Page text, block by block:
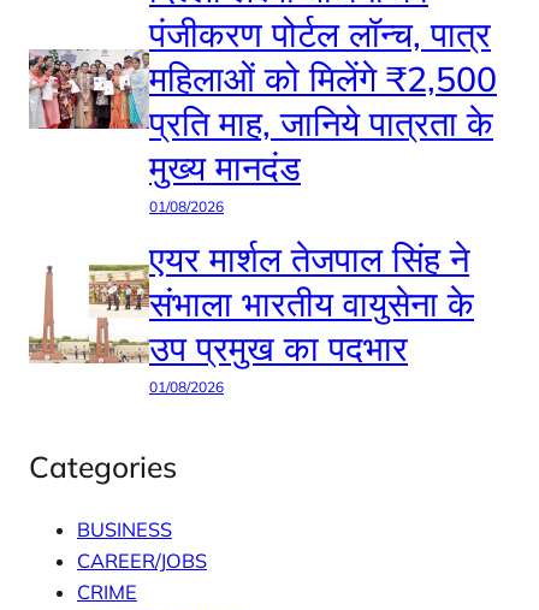
पंजीकरण पोर्टल लॉन्च, पात्र
महिलाओं को मिलेंगे ₹2,500
प्रति माह, जानिये पात्रता के
मुख्य मानदंड
01/08/2026
एयर मार्शल तेजपाल सिंह ने
संभाला भारतीय वायुसेना के
उप प्रमुख का पदभार
01/08/2026
Categories
BUSINESS
CAREER/JOBS
CRIME